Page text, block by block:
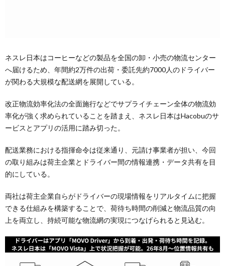
ネスレ日本はコーヒーなどの製品を全国の卸・小売の物流センター
へ届けるため、年間約2万件の出荷・委託先約7000人のドライバー
が関わる大規模な配送網を展開している。
改正物流効率化法の全面施行などでサプライチェーン全体の物流効
率化が強く求められていることを踏まえ、ネスレ日本はHacobuのサ
ービスとアプリの活用に踏み切った。
配送業務における指揮命令は従来通り、元請け事業者が担い、今回
の取り組みは荷主企業とドライバー間の情報連携・データ共有を目
的にしている。
両社は荷主企業自らがドライバーの現場情報をリアルタイムに把握
できる仕組みを構築することで、荷待ち時間の削減と物流品質の向
上を両立し、持続可能な物流網の実現につなげられると見込む。